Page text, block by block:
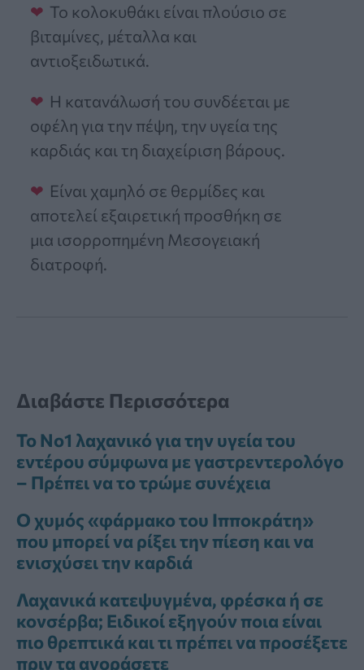
Το κολοκυθάκι είναι πλούσιο σε
βιταμίνες, μέταλλα και
αντιοξειδωτικά.
Η κατανάλωσή του συνδέεται με
οφέλη για την πέψη, την υγεία της
καρδιάς και τη διαχείριση βάρους.
Είναι χαμηλό σε θερμίδες και
αποτελεί εξαιρετική προσθήκη σε
μια ισορροπημένη Μεσογειακή
διατροφή.
Διαβάστε Περισσότερα
Το Νο1 λαχανικό για την υγεία του
εντέρου σύμφωνα με γαστρεντερολόγο
– Πρέπει να το τρώμε συνέχεια
Ο χυμός «φάρμακο του Ιπποκράτη»
που μπορεί να ρίξει την πίεση και να
ενισχύσει την καρδιά
Λαχανικά κατεψυγμένα, φρέσκα ή σε
κονσέρβα; Ειδικοί εξηγούν ποια είναι
πιο θρεπτικά και τι πρέπει να προσέξετε
πριν τα αγοράσετε